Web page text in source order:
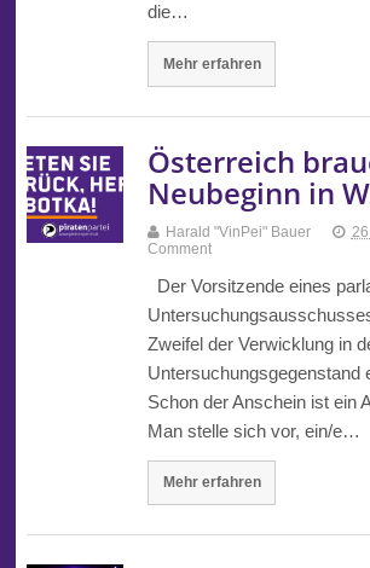
die…
Mehr erfahren
Österreich
Neubeginn in
Harald "VinPei" Bauer
Comment
Der Vorsitzende eines
Zweifel der Verwicklung in
Untersuchungsgegenstand
Schon der Anschein ist ein
Man stelle sich vor, ein/e…
Mehr erfahren